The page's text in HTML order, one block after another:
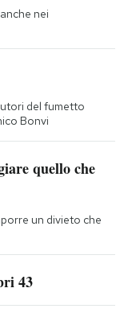
nei
del fumetto
Bonvi
quello che
un divieto che
43